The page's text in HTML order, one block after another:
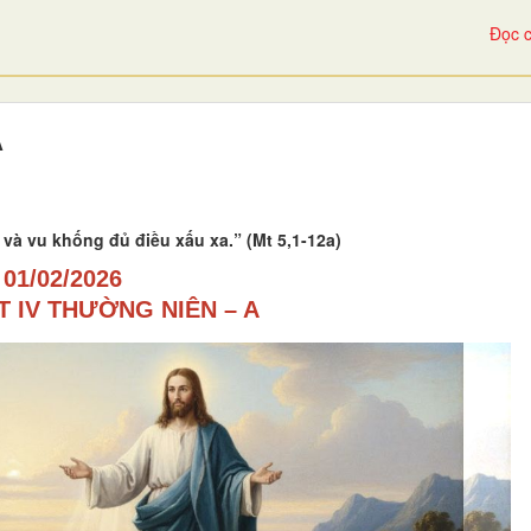
Đọc
vu khống đủ điều xấu xa.” (Mt 5,1-12a)
01/02/2026
IV THƯỜNG NIÊN – A